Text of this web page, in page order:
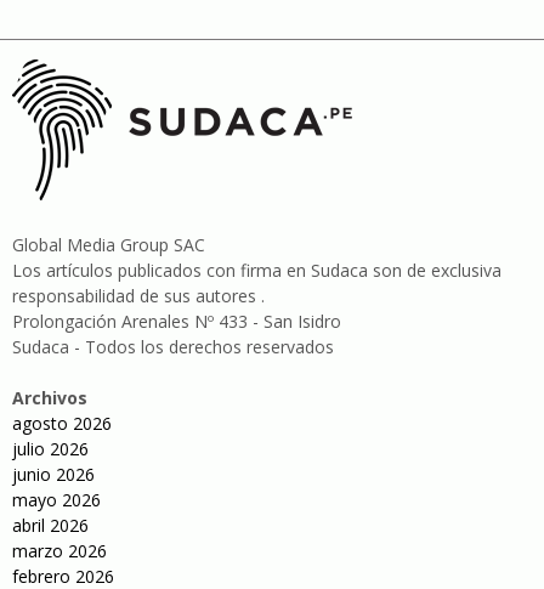
Global Media Group SAC
Los artículos publicados con firma en Sudaca son de exclusiva
responsabilidad de sus autores .
Prolongación Arenales Nº 433 - San Isidro
Sudaca - Todos los derechos reservados
Archivos
agosto 2026
julio 2026
junio 2026
mayo 2026
abril 2026
marzo 2026
febrero 2026